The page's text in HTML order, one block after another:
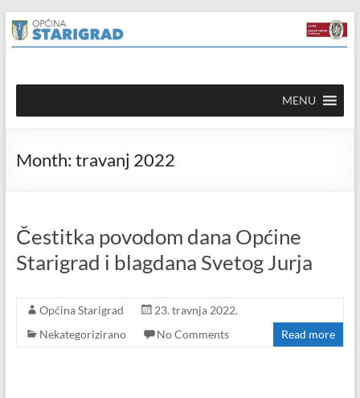
content
Skip
to
content
Općina
Starigrad
mrežna
MENU
Month: travanj 2022
Čestitka povodom dana Općine
Starigrad i blagdana Svetog Jurja
Općina Starigrad
23. travnja 2022.
Nekategorizirano
No Comments Read more